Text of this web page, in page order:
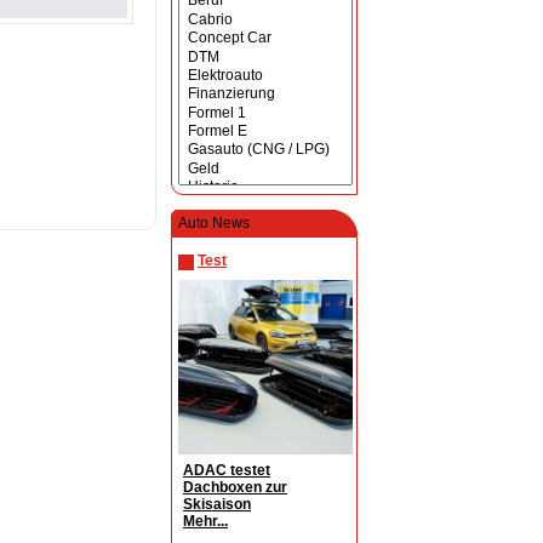
Auto News
Test
ADAC testet
Dachboxen zur
Skisaison
Mehr...